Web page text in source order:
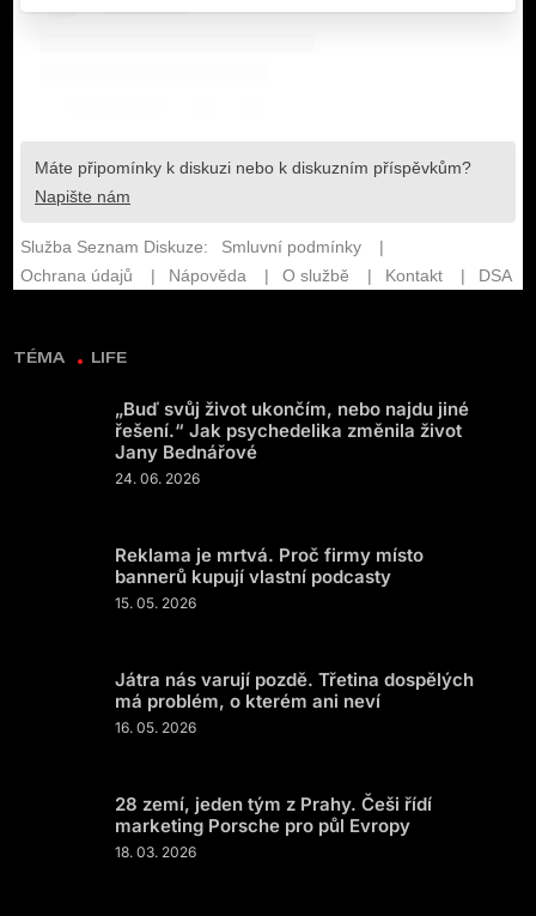
TÉMA LIFE
„Buď svůj život ukončím, nebo najdu jiné
řešení.“ Jak psychedelika změnila život
Jany Bednářové
24. 06. 2026
Reklama je mrtvá. Proč firmy místo
bannerů kupují vlastní podcasty
15. 05. 2026
Játra nás varují pozdě. Třetina dospělých
má problém, o kterém ani neví
16. 05. 2026
28 zemí, jeden tým z Prahy. Češi řídí
marketing Porsche pro půl Evropy
18. 03. 2026